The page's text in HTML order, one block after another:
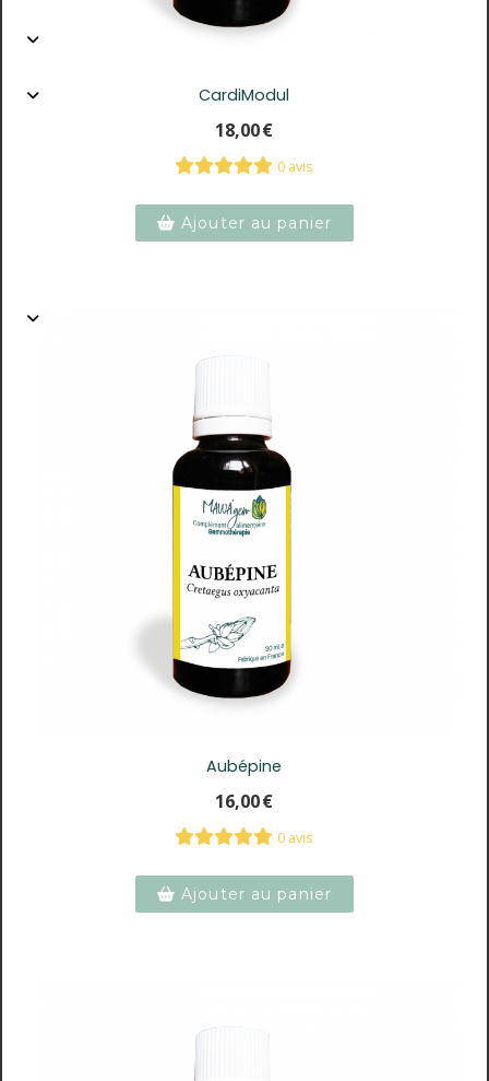
CardiModul
18,00€
0 avis
Ajouter au panier
Aubépine
16,00€
0 avis
Ajouter au panier